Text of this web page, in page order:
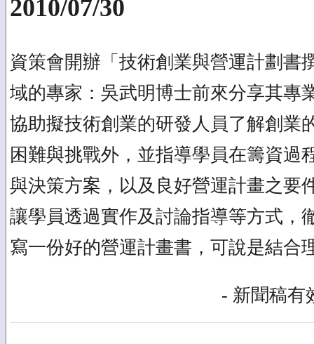
2010/07/30
資策會開辦「技術創業與營運計劃書
域的專家：吳武明博士前來分享其專
協助擬技術創業的研發人員了解創業
困難與挑戰外，並指導學員在籌資過
與決策方案，以及良好營運計畫之要
讓學員透過實作及討論指導等方式，
寫一份好的營運計畫書，可說是結合
- 新聞稿有